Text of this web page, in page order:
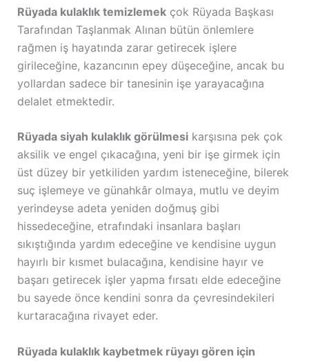
Rüyada kulaklık temizlemekçok Rüyada Başkası
Tarafından Taşlanmak Alınan bütün önlemlere
rağmen iş hayatında zarar getirecek işlere
girileceğine, kazancının epey düşeceğine, ancak bu
yollardan sadece bir tanesinin işe yarayacağına
delalet etmektedir.
Rüyada siyah kulaklık görülmesikarşısına pek çok
aksilik ve engel çıkacağına, yeni bir işe girmek için
üst düzey bir yetkiliden yardım isteneceğine, bilerek
suç işlemeye ve günahkâr olmaya, mutlu ve deyim
yerindeyse adeta yeniden doğmuş gibi
hissedeceğine, etrafındaki insanlara başları
sıkıştığında yardım edeceğine ve kendisine uygun
hayırlı bir kısmet bulacağına, kendisine hayır ve
başarı getirecek işler yapma fırsatı elde edeceğine
bu sayede önce kendini sonra da çevresindekileri
kurtaracağına rivayet eder.
Rüyada kulaklık kaybetmek rüyayı gören için